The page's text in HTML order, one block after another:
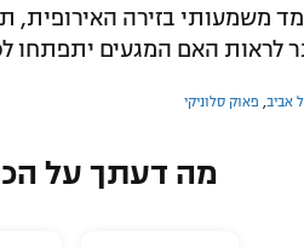
משמעותי בזירה
לראות האם המגעים יתפתחו
אביב פאוק סלוניקי
מה דעתך על